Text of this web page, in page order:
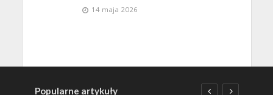
14 maja 2026
Popularne artykuły